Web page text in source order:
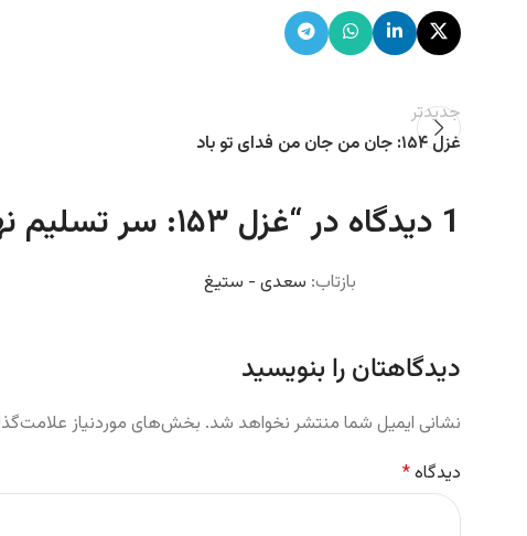
جدیدتر
غزل ۱۵۴: جان من جان من فدای تو باد
1 دیدگاه در “ غزل ۱۵۳: سر تسلیم نهادیم به حکم و رایت
بازتاب: سعدی - ستیغ
دیدگاهتان را بنویسید
نشانی ایمیل شما منتشر نخواهد شد. بخش‌های موردنیاز
دیدگاه*